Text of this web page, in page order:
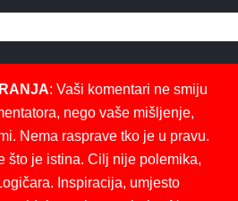
: Vaši komentari ne smiju
nego vaše mišljenje,
Nema rasprave tko je u pravu.
što je istina. Cilj nije polemika,
Inspiracija, umjesto